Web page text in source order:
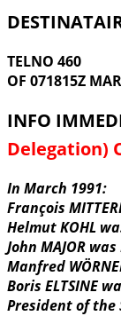
TELNO 460
OF 071815Z
INFO
Delegation)
In March 1991:
François
Helmut KOHL
John MAJOR
Manfred
Boris ELTSINE
President of the